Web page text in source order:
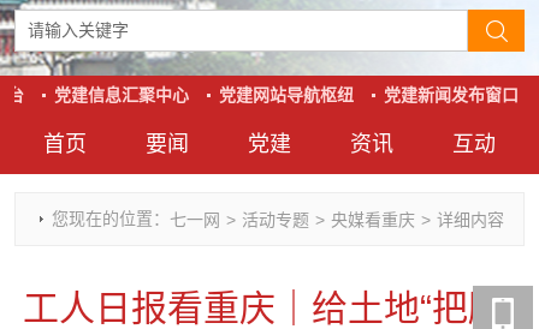
首页 要闻
时政要闻
干部任免
党建
党建动态
人才工作
资讯
热点关注
党刊好文
互动
红岩评论
七一文学
党建信息汇聚中心 党建网站导航枢纽 党建新闻发布窗口
您现在的位置： 七一网 > 活动专题 > 央媒看重庆 > 详细内容
工人日报看重庆｜给土地“把脉”